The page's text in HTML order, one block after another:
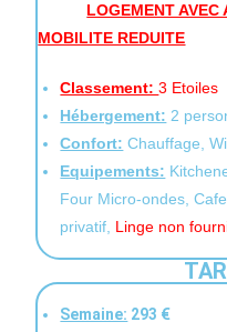
LOGEMENT AVEC
MOBILITE REDUITE
Classement:3 Etoiles
Hébergement: 2
Confort: Chauffage,
Equipements:
Four Micro-ondes,
privatif, Linge non
Semaine: 293 €